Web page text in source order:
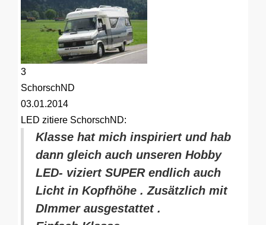
3
SchorschND
03.01.2014
LED zitiere SchorschND:
Klasse hat mich inspiriert und hab
dann gleich auch unseren Hobby
LED- viziert SUPER endlich auch
Licht in Kopfhöhe . Zusätzlich mit
DImmer ausgestattet .